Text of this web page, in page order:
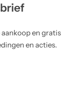
en gratis
en acties.